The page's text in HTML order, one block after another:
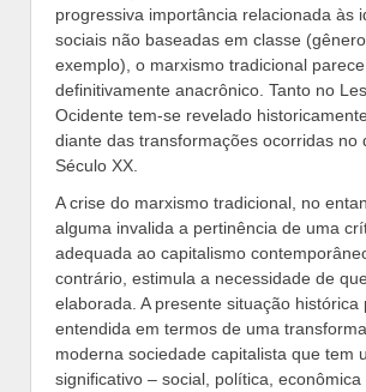
progressiva importância relacionada às
sociais não baseadas em classe
exemplo), o marxismo tradicional parece
definitivamente anacrônico. Tanto no
Ocidente tem-se revelado
diante das transformações ocorridas no
Século XX.
A crise do marxismo tradicional, no
alguma invalida a pertinência de uma
adequada ao capitalismo
contrário, estimula a necessidade de
elaborada. A presente situação histórica
entendida em termos de uma
moderna sociedade capitalista que tem
significativo – social, política, econômica